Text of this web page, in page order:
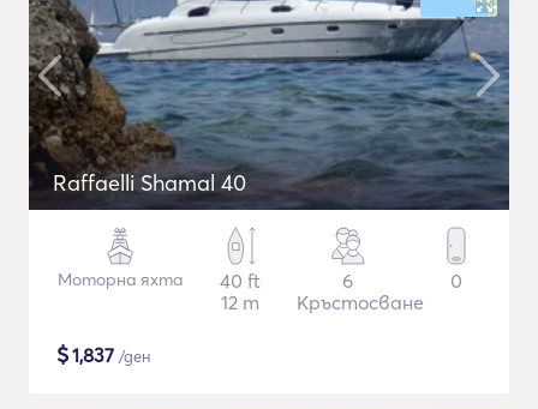
Raffaelli Shamal 40
Моторна яхта
40 ft
12 m
6
Кръстосване
0
$1,837 /ден